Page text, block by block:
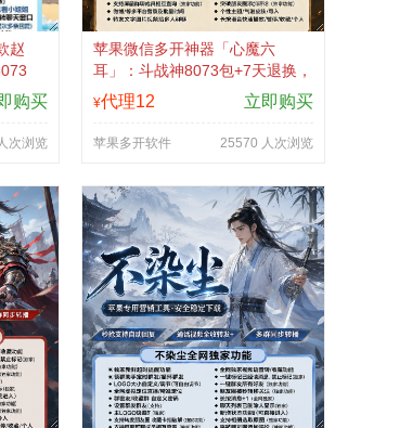
赵
活码
购买
次浏览
苹果微信多开神器「心魔六
耳」：斗战神8073包+7天退换，
认准拍拍卡激活码商城
¥代理12 立即购买
苹果多开软件 25570 人次浏览